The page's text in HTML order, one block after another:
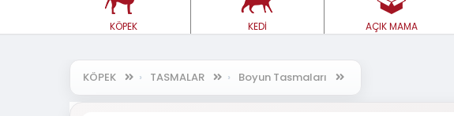
KÖPEK KEDİ AÇIK MAMA
KÖPEK TASMALAR Boyun Tasmaları